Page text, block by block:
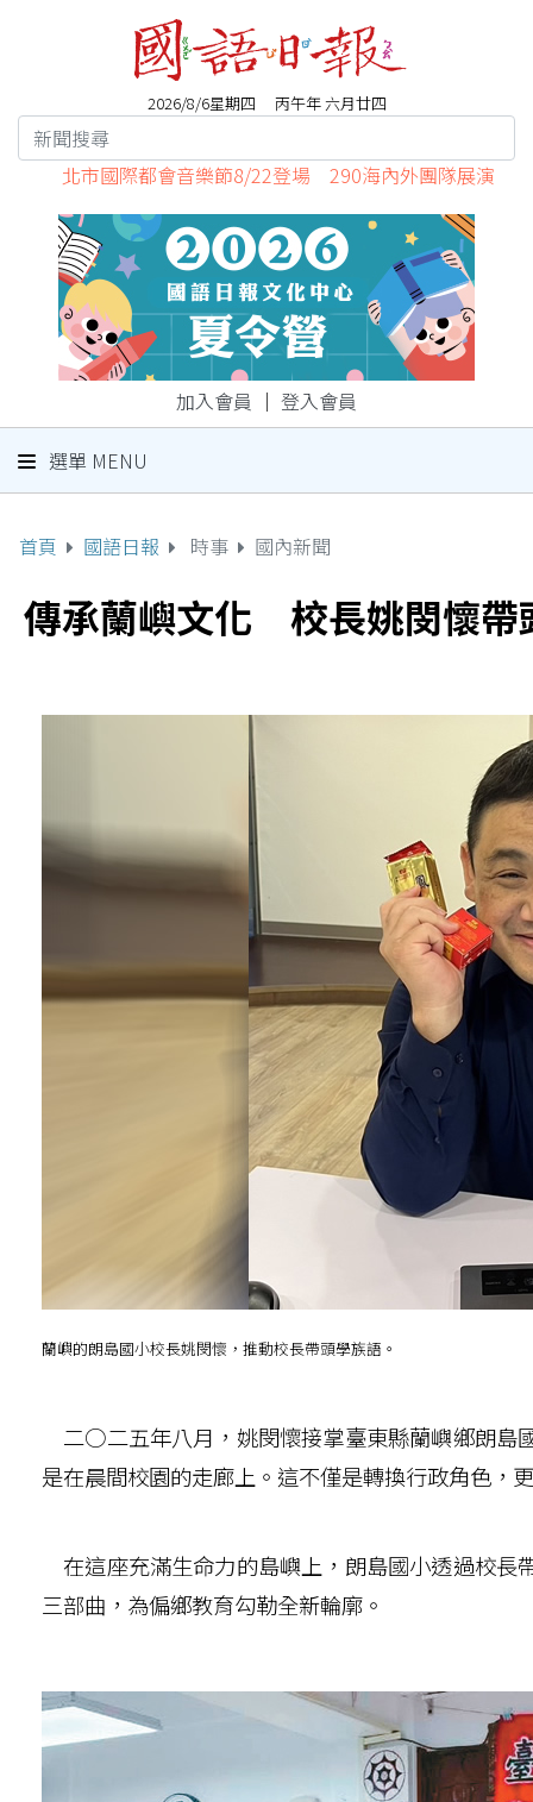
2026/8/6星期四 丙午年 六月廿四
北市國際都會音樂節8/22登場 290海內外團隊展演
加入會員 ｜ 登入會員
選單 MENU
首頁 國語日報 時事 國內新聞
傳承蘭嶼文化 校長姚閔懷帶
蘭嶼的朗島國小校長姚閔懷，推動校長帶頭學族語。
二○二五年八月，姚閔懷接掌臺東縣蘭嶼鄉朗島
是在晨間校園的走廊上。這不僅是轉換行政角色，
在這座充滿生命力的島嶼上，朗島國小透過校長
三部曲，為偏鄉教育勾勒全新輪廓。